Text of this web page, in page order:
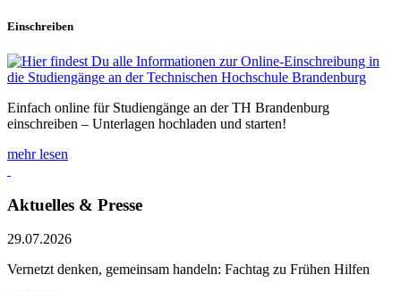
Einschreiben
Einfach online für Studiengänge an der TH Brandenburg
einschreiben – Unterlagen hochladen und starten!
mehr lesen
Aktuelles & Presse
29.07.2026
Vernetzt denken, gemeinsam handeln: Fachtag zu Frühen Hilfen